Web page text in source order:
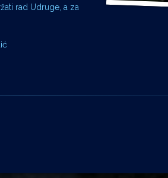
rad Udruge, a za